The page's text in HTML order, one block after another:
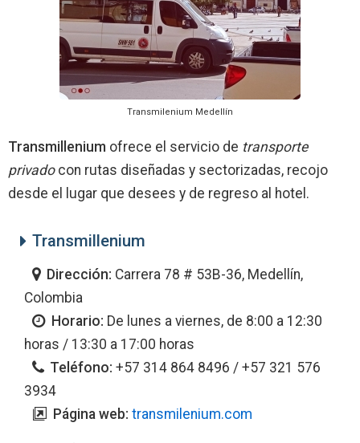
Transmilenium Medellín
Transmillenium ofrece el servicio de transporte
privadocon rutas diseñadas y sectorizadas, recojo
desde el lugar que desees y de regreso al hotel.
Transmillenium
Dirección: Carrera 78 # 53B-36, Medellín,
Colombia
Horario: De lunes a viernes, de 8:00 a 12:30
horas / 13:30 a 17:00 horas
Teléfono: +57 314 864 8496 / +57 321 576
3934
Página web: transmilenium.com